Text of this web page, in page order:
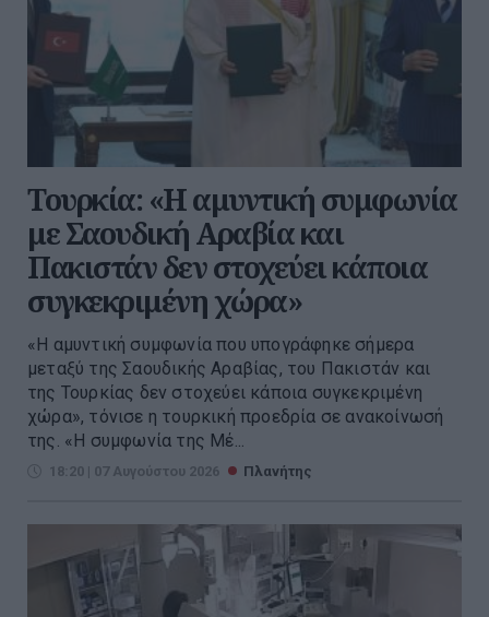
Τουρκία: «Η αμυντική συμφωνία
με Σαουδική Αραβία και
Πακιστάν δεν στοχεύει κάποια
συγκεκριμένη χώρα»
«Η αμυντική συμφωνία που υπογράφηκε σήμερα
μεταξύ της Σαουδικής Αραβίας, του Πακιστάν και
της Τουρκίας δεν στοχεύει κάποια συγκεκριμένη
χώρα», τόνισε η τουρκική προεδρία σε ανακοίνωσή
της. «Η συμφωνία της Μέ...
18:20 | 07 Αυγούστου 2026 Πλανήτης